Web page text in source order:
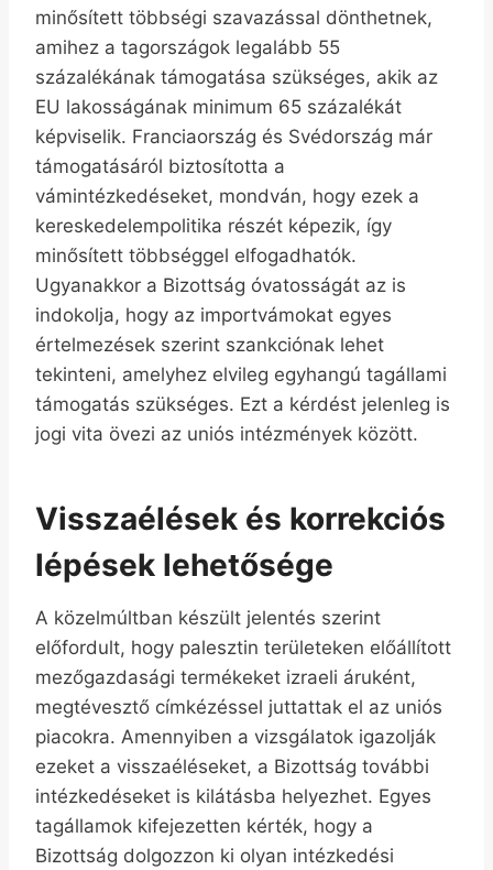
minősített többségi szavazással dönthetnek,
amihez a tagországok legalább 55
százalékának támogatása szükséges, akik az
EU lakosságának minimum 65 százalékát
képviselik. Franciaország és Svédország már
támogatásáról biztosította a
vámintézkedéseket, mondván, hogy ezek a
kereskedelempolitika részét képezik, így
minősített többséggel elfogadhatók.
Ugyanakkor a Bizottság óvatosságát az is
indokolja, hogy az importvámokat egyes
értelmezések szerint szankciónak lehet
tekinteni, amelyhez elvileg egyhangú tagállami
támogatás szükséges. Ezt a kérdést jelenleg is
jogi vita övezi az uniós intézmények között.
Visszaélések és korrekciós
lépések lehetősége
A közelmúltban készült jelentés szerint
előfordult, hogy palesztin területeken előállított
mezőgazdasági termékeket izraeli áruként,
megtévesztő címkézéssel juttattak el az uniós
piacokra. Amennyiben a vizsgálatok igazolják
ezeket a visszaéléseket, a Bizottság további
intézkedéseket is kilátásba helyezhet. Egyes
tagállamok kifejezetten kérték, hogy a
Bizottság dolgozzon ki olyan intézkedési